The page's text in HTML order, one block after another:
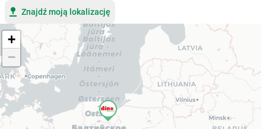
Znajdź moją lokalizację
+
−